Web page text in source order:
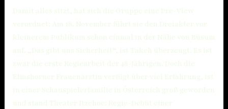
Damit alles sitzt, hat sich die Gruppe eine Pre-View
verordnet: Am 18. November führt sie den Dreiakter vor
kleinerem Publikum schon einmal in der Nähe von Büsum
auf. „Das gibt uns Sicherheit“, ist Takeh überzeugt. Es ist
zwar die erste Regiearbeit der 48-Jährigen. Doch die
Elmshorner Frauenärztin verfügt über viel Erfahrung, ist
in einer Schauspielerfamilie in Österreich groß geworden
und stand Theater Itzehoe: Regie-Debüt einer